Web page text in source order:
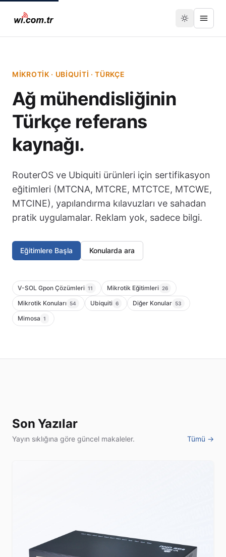
MIKROTIK · UBIQUITI · TÜRKÇE
Ağ mühendisliğinin
Türkçe referans
kaynağı.
RouterOS ve Ubiquiti ürünleri için sertifikasyon
eğitimleri (MTCNA, MTCRE, MTCTCE, MTCWE,
MTCINE), yapılandırma kılavuzları ve sahadan
pratik uygulamalar. Reklam yok, sadece bilgi.
Eğitimlere Başla Konularda ara
V-SOL Gpon Çözümleri 11 Mikrotik Eğitimleri 26
Mikrotik Konuları 54 Ubiquiti 6 Diğer Konular 53
Mimosa 1
Son Yazılar
Yayın sıklığına göre güncel makaleler. Tümü →